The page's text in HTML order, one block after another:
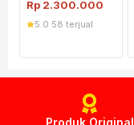
JAPAN BIRU BLUE
Rp 2.300.000
5.0 58 terjual
Produk Original